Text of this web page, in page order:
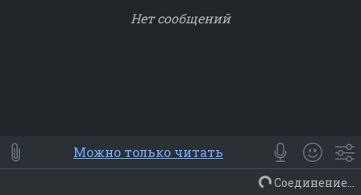
Нет сообщений
⭐ Мои Smile
😀 Emoji
Смайлики
Люди Животные Еда Объекты
Можно только читать
Соединение...